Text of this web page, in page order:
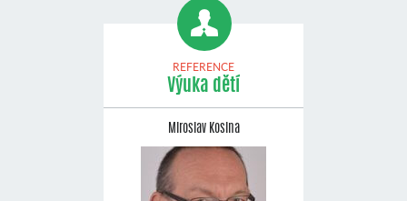
REFERENCE
Výuka dětí
Miroslav Kosina